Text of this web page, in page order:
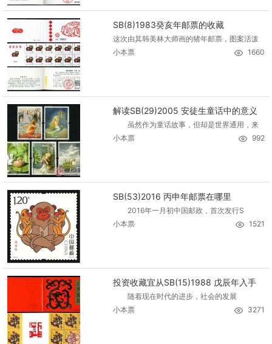
SB(8)1983癸亥年邮票的收藏
这次由其韩美林大师画的猪年邮票，图案活泼
小本票
1660
解读SB(29)2005 安徒生童话中的意义
虽然作为童话故事，但却是世界通用，来
小本票
992
SB(53)2016 丙申年邮票在哪里
2016年一月初中国邮政，首次发行S
小本票
1521
投资收藏宜从SB(15)1988 戊辰年入手
随着现在时代的进步，社会的发展
小本票
3271